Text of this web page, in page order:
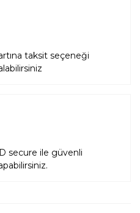
taksit seçeneği
secure ile güvenli